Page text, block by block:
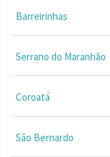
Barreirinhas
Serrano do Maranhão
Coroatá
São Bernardo